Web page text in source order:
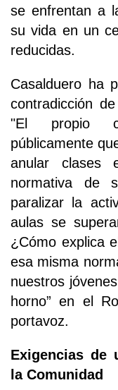
se enfrentan a
su vida en un
reducidas.
Casalduero ha
contradicción
"El propio
públicamente
anular clases
normativa de
paralizar la
aulas se
¿Cómo explica
esa misma
nuestros
horno” en el
portavoz.
Exigencias de
la Comunidad